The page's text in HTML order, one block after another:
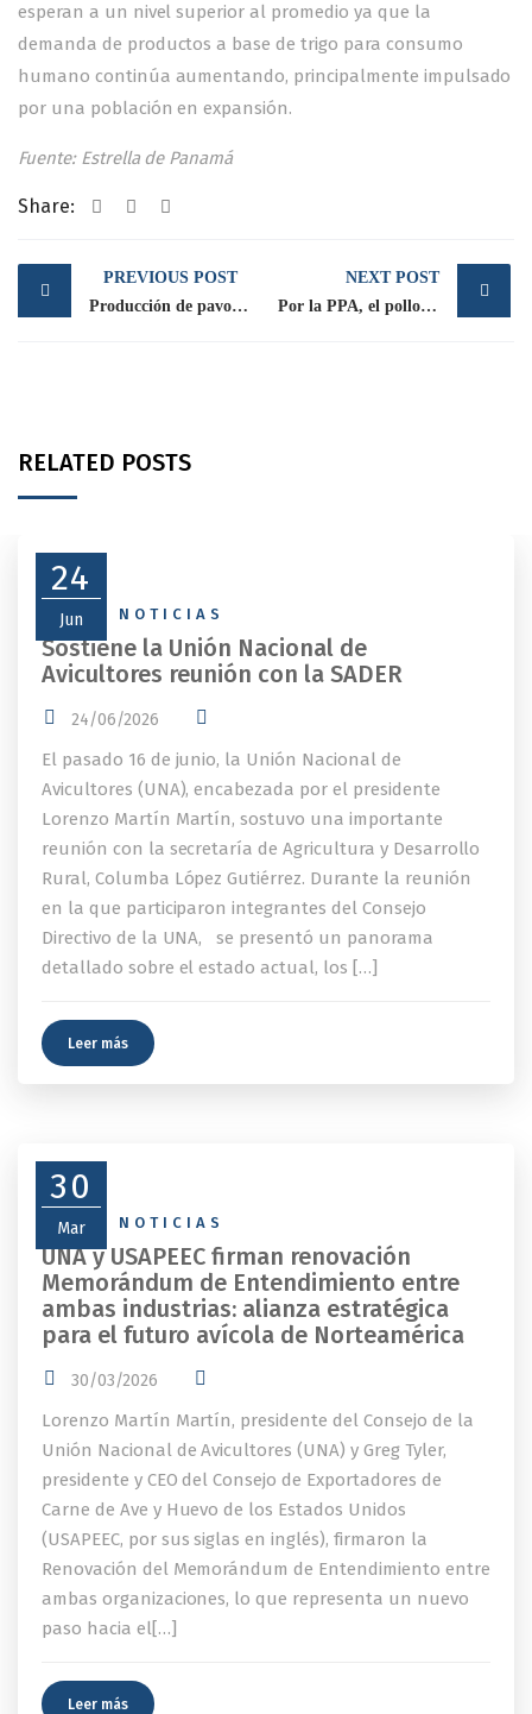
esperan a un nivel superior al promedio ya que la
demanda de productos a base de trigo para consumo
humano continúa aumentando, principalmente impulsado
por una población en expansión.
Fuente: Estrella de Panamá
Share:
Post
navigation
PREVIOUS POST
Producción de pavo en México sube 10% en 2019
NEXT POST
Por la PPA, el pollo es la principal proteína mundial
RELATED POSTS
24
Jun
NEWS NOTICIAS
Sostiene la Unión Nacional de
Avicultores reunión con la SADER
24/06/2026
El pasado 16 de junio, la Unión Nacional de
Avicultores (UNA), encabezada por el presidente
Lorenzo Martín Martín, sostuvo una importante
reunión con la secretaría de Agricultura y Desarrollo
Rural, Columba López Gutiérrez. Durante la reunión
en la que participaron integrantes del Consejo
Directivo de la UNA, se presentó un panorama
detallado sobre el estado actual, los […]
Leer más
30
Mar
NEWS NOTICIAS
UNA y USAPEEC firman renovación
Memorándum de Entendimiento entre
ambas industrias: alianza estratégica
para el futuro avícola de Norteamérica
30/03/2026
Lorenzo Martín Martín, presidente del Consejo de la
Unión Nacional de Avicultores (UNA) y Greg Tyler,
presidente y CEO del Consejo de Exportadores de
Carne de Ave y Huevo de los Estados Unidos
(USAPEEC, por sus siglas en inglés), firmaron la
Renovación del Memorándum de Entendimiento entre
ambas organizaciones, lo que representa un nuevo
paso hacia el[…]
Leer más